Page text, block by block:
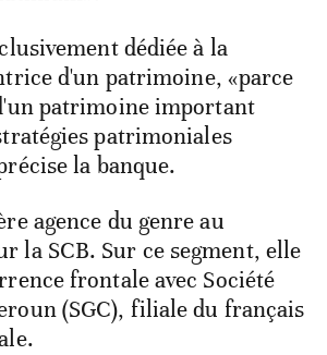
dédiée à la
d'un patrimoine, «parce
patrimoine important
patrimoniales
la banque.
agence du genre au
la SCB. Sur ce segment, elle
frontale avec Société
(SGC), filiale du français